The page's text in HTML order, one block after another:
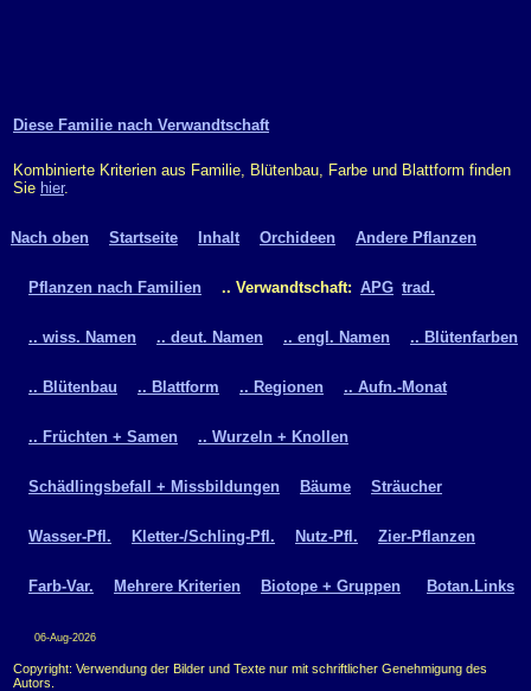
Diese Familie nach Verwandtschaft
Kombinierte Kriterien aus Familie, Blütenbau, Farbe und Blattform finden
Sie hier.
Nach oben Startseite Inhalt Orchideen Andere Pflanzen
Pflanzen nach Familien .. Verwandtschaft: APG trad.
.. wiss. Namen .. deut. Namen .. engl. Namen .. Blütenfarben
.. Blütenbau .. Blattform .. Regionen .. Aufn.-Monat
.. Früchten + Samen .. Wurzeln + Knollen
Schädlingsbefall + Missbildungen Bäume Sträucher
Wasser-Pfl. Kletter-/Schling-Pfl. Nutz-Pfl. Zier-Pflanzen
Farb-Var. Mehrere Kriterien Biotope + Gruppen Botan.Links
06-Aug-2026
Copyright: Verwendung der Bilder und Texte nur mit schriftlicher Genehmigung des
Autors.